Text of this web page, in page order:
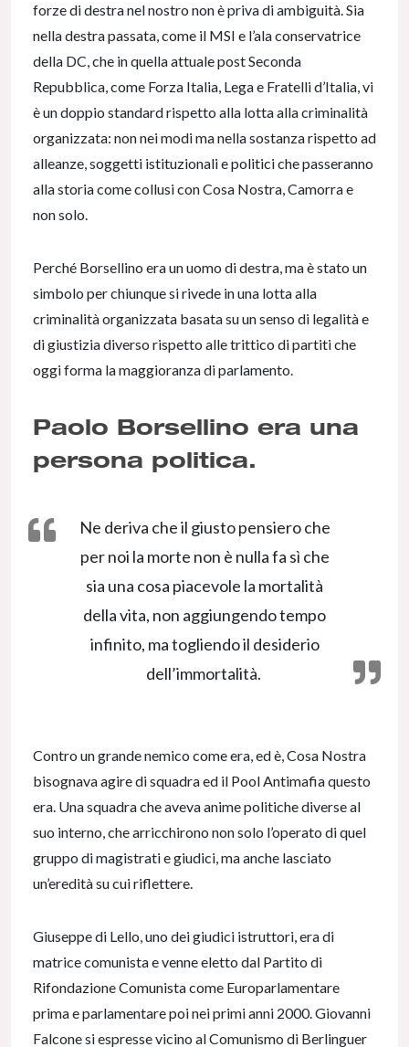
forze di destra nel nostro non è priva di ambiguità. Sia
nella destra passata, come il MSI e l’ala conservatrice
della DC, che in quella attuale post Seconda
Repubblica, come Forza Italia, Lega e Fratelli d’Italia, vi
è un doppio standard rispetto alla lotta alla criminalità
organizzata: non nei modi ma nella sostanza rispetto ad
alleanze, soggetti istituzionali e politici che passeranno
alla storia come collusi con Cosa Nostra, Camorra e
non solo.
Perché Borsellino era un uomo di destra, ma è stato un
simbolo per chiunque si rivede in una lotta alla
criminalità organizzata basata su un senso di legalità e
di giustizia diverso rispetto alle trittico di partiti che
oggi forma la maggioranza di parlamento.
Paolo Borsellino era una
persona politica.
Ne deriva che il giusto pensiero che
per noi la morte non è nulla fa sì che
sia una cosa piacevole la mortalità
della vita, non aggiungendo tempo
infinito, ma togliendo il desiderio
dell’immortalità.
Contro un grande nemico come era, ed è, Cosa Nostra
bisognava agire di squadra ed il Pool Antimafia questo
era. Una squadra che aveva anime politiche diverse al
suo interno, che arricchirono non solo l’operato di quel
gruppo di magistrati e giudici, ma anche lasciato
un’eredità su cui riflettere.
Giuseppe di Lello, uno dei giudici istruttori, era di
matrice comunista e venne eletto dal Partito di
Rifondazione Comunista come Europarlamentare
prima e parlamentare poi nei primi anni 2000. Giovanni
Falcone si espresse vicino al Comunismo di Berlinguer